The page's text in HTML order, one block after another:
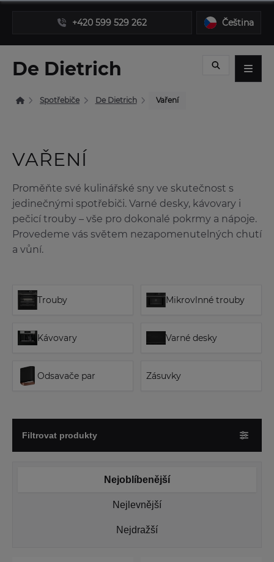
+420 599 529 262 Čeština
De Dietrich
Spotřebiče De Dietrich Vaření
VAŘENÍ
Proměňte své kulinářské sny ve skutečnost s
jedinečnými spotřebiči. Varné desky, kávovary i
pečicí trouby – vše pro dokonalé pokrmy a nápoje.
Provedeme vás světem nezapomenutelných chutí
a vůní.
Trouby Mikrovlnné trouby
Kávovary Varné desky
Odsavače par Zásuvky
Filtrovat produkty
Nejoblíbenější
Nejlevnější
Nejdražší